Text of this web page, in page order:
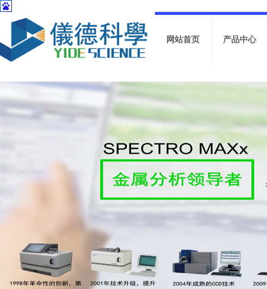
网站首页 产品中心